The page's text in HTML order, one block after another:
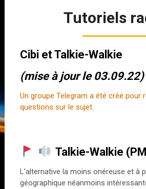
Tutoriels
Cibi et Talkie-Walkie
(mise à jour le 03.09.22)
Un groupe Telegram a été créé pour
questions sur le sujet.
Talkie-Walkie
L’alternative la moins onéreuse et à
géographique néanmoins